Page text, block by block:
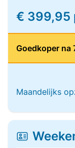
€ 399,95
Goedkoper na
Maandelijks